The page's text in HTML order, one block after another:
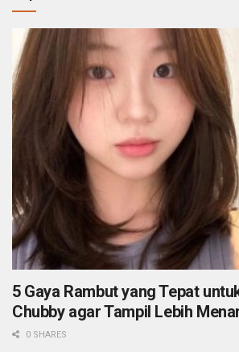
5 Gaya Rambut yang Tepat
Chubby agar Tampil Lebih
0 SHARES